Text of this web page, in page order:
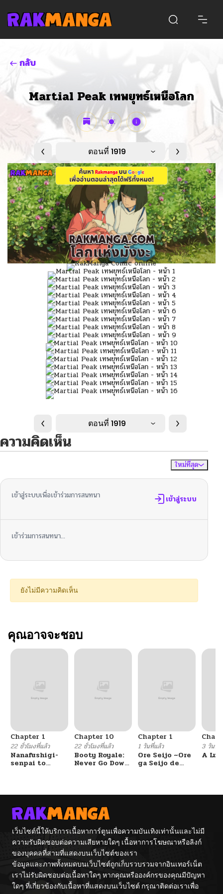
กลับ
Martial Peak เทพยุทธ์เหนือโลก
ตอนที่ 1919
ตอนที่ 1919
ความคิดเห็น
ใหม่ที่สุด
เข้าสู่ระบบเพื่อเข้าร่วมการสนทนา เข้าสู่ระบบ
เข้าร่วมการสนทนา...
ยังไม่มีความคิดเห็น
คุณอาจจะชอบ
Chapter 1
22 ชั่วโมงที่แล้ว
Nanafushigi-
senpai to
Chapter 10
22 ชั่วโมงที่แล้ว
Booty Royale:
Never Go Down
Chapter 1
1 วันที่แล้ว
Ore Seijo ~Ore
ga Seijo de
Game Kanzen
3 วันที่
A
เว็บไซต์นี้ให้บริการเนื้อหาการ์ตูนเพื่อความบันเทิงเท่านั้นและไม่มี
ความรับผิดชอบต่อความเสียหายใดๆ เนื้อหาการโฆษณาหรือลิงก์
ของบุคคลที่สามที่แสดงบนเว็บไซต์ของเรา
ข้อมูลและภาพทั้งหมดบนเว็บไซต์ถูกเก็บรวบรวมจากอินเทอร์เน็ต
เราไม่รับผิดชอบต่อเนื้อหาใดๆ หากคุณหรือองค์กรของคุณมีปัญหา
ใดๆ ที่เกี่ยวข้องกับเนื้อหาที่แสดงบนเว็บไซต์ กรุณาติดต่อเราเพื่อ